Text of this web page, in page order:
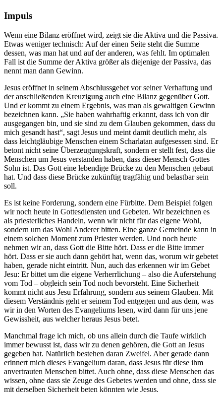
Impuls
Wenn eine Bilanz eröffnet wird, zeigt sie die Aktiva und die Passiva.
Etwas weniger technisch: Auf der einen Seite steht die Summe
dessen, was man hat und auf der anderen, was fehlt. Im optimalen
Fall ist die Summe der Aktiva größer als diejenige der Passiva, das
nennt man dann Gewinn.
Jesus eröffnet in seinem Abschlussgebet vor seiner Verhaftung und
der anschließenden Kreuzigung auch eine Bilanz gegenüber Gott.
Und er kommt zu einem Ergebnis, was man als gewaltigen Gewinn
bezeichnen kann. „Sie haben wahrhaftig erkannt, dass ich von dir
ausgegangen bin, und sie sind zu dem Glauben gekommen, dass du
mich gesandt hast“, sagt Jesus und meint damit deutlich mehr, als
dass leichtgläubige Menschen einem Scharlatan aufgesessen sind. Er
betont nicht seine Überzeugungskraft, sondern er stellt fest, dass die
Menschen um Jesus verstanden haben, dass dieser Mensch Gottes
Sohn ist. Das Gott eine lebendige Brücke zu den Menschen gebaut
hat. Und dass diese Brücke zukünftig tragfähig und belastbar sein
soll.
Es ist keine Forderung, sondern eine Fürbitte. Dem Beispiel folgen
wir noch heute in Gottesdiensten und Gebeten. Wir bezeichnen es
als priesterliches Handeln, wenn wir nicht für das eigene Wohl,
sondern um das Wohl Anderer bitten. Eine ganze Gemeinde kann in
einem solchen Moment zum Priester werden. Und noch heute
nehmen wir an, dass Gott die Bitte hört. Dass er die Bitte immer
hört. Dass er sie auch dann gehört hat, wenn das, worum wir gebetet
haben, gerade nicht eintritt. Nun, auch das erkennen wir im Gebet
Jesu: Er bittet um die eigene Verherrlichung – also die Auferstehung
vom Tod – obgleich sein Tod noch bevorsteht. Eine Sicherheit
kommt nicht aus Jesu Erfahrung, sondern aus seinem Glauben. Mit
diesem Verständnis geht er seinem Tod entgegen und aus dem, was
wir in den Worten des Evangeliums lesen, wird dann für uns jene
Gewissheit, aus welcher heraus Jesus betet.
Manchmal frage ich mich, ob uns allein durch die Taufe wirklich
immer bewusst ist, dass wir zu denen gehören, die Gott an Jesus
gegeben hat. Natürlich bestehen daran Zweifel. Aber gerade dann
erinnert mich dieses Evangelium daran, dass Jesus für diese ihm
anvertrauten Menschen bittet. Auch ohne, dass diese Menschen das
wissen, ohne dass sie Zeuge des Gebetes werden und ohne, dass sie
mit derselben Sicherheit beten könnten wie Jesus.